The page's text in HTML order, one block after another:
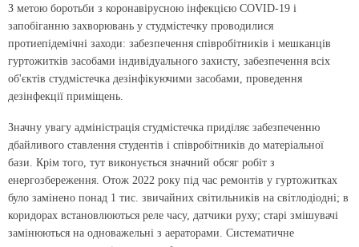
З метою боротьби з коронавірусною інфекцією COVID-19 і
запобіганню захворювань у студмістечку проводилися
протиепідемічні заходи: забезпечення співробітників і мешканців
гуртожитків засобами індивідуального захисту, забезпечення всіх
об'єктів студмістечка дезінфікуючими засобами, проведення
дезінфекції приміщень.
Значну увагу адміністрація студмістечка приділяє забезпеченню
дбайливого ставлення студентів і співробітників до матеріальної
бази. Крім того, тут виконується значний обсяг робіт з
енергозбереження. Отож 2022 року під час ремонтів у гуртожитках
було замінено понад 1 тис. звичайних світильників на світлодіодні; в
коридорах встановлюються реле часу, датчики руху; старі змішувачі
замінюються на одноважельні з аераторами. Систематичне